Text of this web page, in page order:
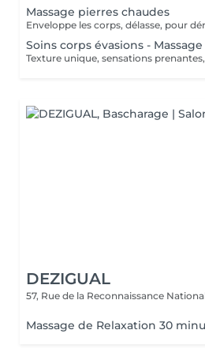
Massage pierres chaudes
Soins corps évasions -
DEZIGUAL
57, Rue de la Reconnaissance
Massage de Relaxation 30